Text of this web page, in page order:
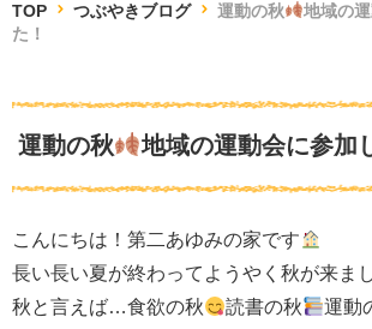
TOP つぶやきブログ 運動の秋
地域の
た！
運動の秋 地域の運動会に参加
こんにちは！第二あゆみの家です
長い長い夏が終わってようやく秋が来ま
秋と言えば…食欲の秋
読書の秋 運動